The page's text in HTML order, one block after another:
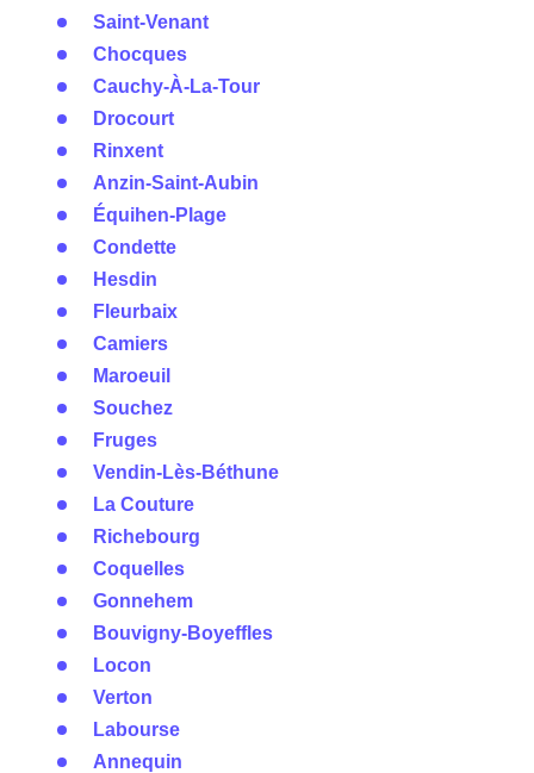
Saint-Venant
Chocques
Cauchy-À-La-Tour
Drocourt
Rinxent
Anzin-Saint-Aubin
Équihen-Plage
Condette
Hesdin
Fleurbaix
Camiers
Maroeuil
Souchez
Fruges
Vendin-Lès-Béthune
La Couture
Richebourg
Coquelles
Gonnehem
Bouvigny-Boyeffles
Locon
Verton
Labourse
Annequin